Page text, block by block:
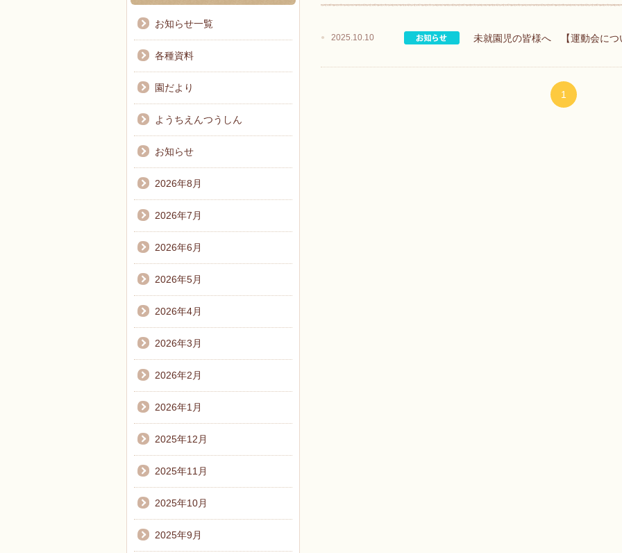
2025.10.10 未就園児の皆様へ 【運動会につ
1
お知らせ一覧
各種資料
園だより
ようちえんつうしん
お知らせ
2026年8月
2026年7月
2026年6月
2026年5月
2026年4月
2026年3月
2026年2月
2026年1月
2025年12月
2025年11月
2025年10月
2025年9月